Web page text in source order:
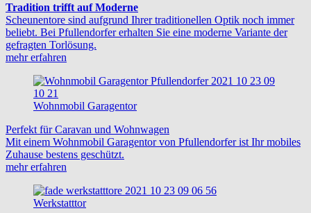
Tradition trifft auf Moderne
Scheunentore sind aufgrund Ihrer traditionellen Optik noch immer
beliebt. Bei Pfullendorfer erhalten Sie eine moderne Variante der
gefragten Torlösung.
mehr erfahren
Wohnmobil Garagentor
Perfekt für Caravan und Wohnwagen
Mit einem Wohnmobil Garagentor von Pfullendorfer ist Ihr mobiles
Zuhause bestens geschützt.
mehr erfahren
Werkstatttor